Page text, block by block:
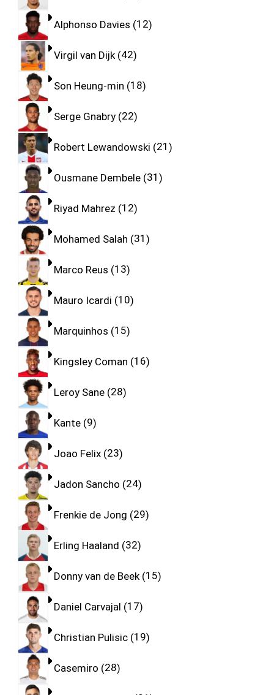
Alphonso Davies 12
Virgil van Dijk 42
Son Heung-min 18
Serge Gnabry 22
Robert Lewandowski 21
Ousmane Dembele 31
Riyad Mahrez 12
Mohamed Salah 31
Marco Reus 13
Mauro Icardi 10
Marquinhos 15
Kingsley Coman 16
Leroy Sane 28
Kante 9
Joao Felix 23
Jadon Sancho 24
Frenkie de Jong 29
Erling Haaland 32
Donny van de Beek 15
Daniel Carvajal 17
Christian Pulisic 19
Casemiro 28